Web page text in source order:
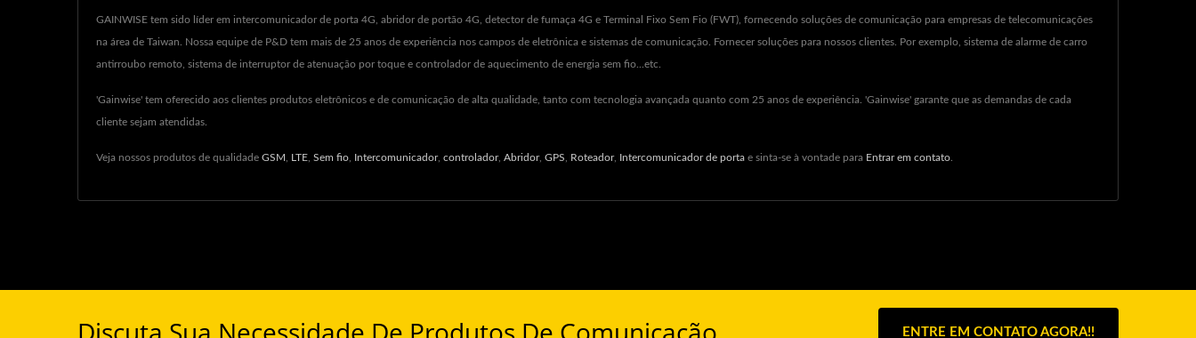
GAINWISE tem sido líder em intercomunicador de porta 4G, abridor de portão 4G, detector de fumaça 4G e Terminal Fixo Sem Fio (FWT), fornecendo soluções de comunicação para empresas de telecomunicações
na área de Taiwan. Nossa equipe de P&D tem mais de 25 anos de experiência nos campos de eletrônica e sistemas de comunicação. Fornecer soluções para nossos clientes. Por exemplo, sistema de alarme de carro
antirroubo remoto, sistema de interruptor de atenuação por toque e controlador de aquecimento de energia sem fio...etc.
'Gainwise' tem oferecido aos clientes produtos eletrônicos e de comunicação de alta qualidade, tanto com tecnologia avançada quanto com 25 anos de experiência. 'Gainwise' garante que as demandas de cada
cliente sejam atendidas.
Veja nossos produtos de qualidade GSM LTE Sem fio Intercomunicador, controlador, Abridor, GPS Roteador, Intercomunicador de porta e sinta-se à vontade para Entrar em contato
ENTRE EM CONTATO AGORA!!